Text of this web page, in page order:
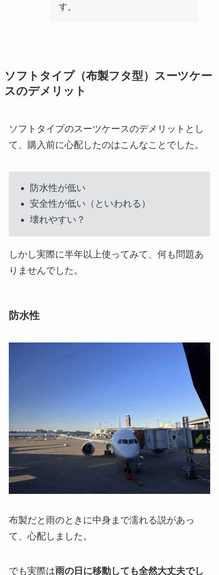
す。
ソフトタイプ（布製フタ型）スーツケー
スのデメリット
ソフトタイプのスーツケースのデメリットとし
て、購入前に心配したのはこんなことでした。
防水性が低い
安全性が低い（といわれる）
壊れやすい？
しかし実際に半年以上使ってみて、何も問題あ
りませんでした。
防水性
布製だと雨のときに中身まで濡れる説があっ
て、心配しました。
でも実際は雨の日に移動しても全然大丈夫でし